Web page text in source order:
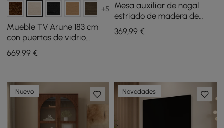
+5
Mueble TV Arune 183 cm
con puertas de vidrio
arqueadas, almacenaje y
luz LED - blanco lavado
669,99 €
Mesa auxiliar de nogal
estriado de madera de
fresno Aura con tapa de
piedra sinterizada
369,99€
Nuevo Novedades